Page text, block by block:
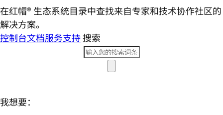
在红帽® 生态系统目录中查找来自专家和技术协作社区的
解决方案。
控制台文档服务支持搜索
我想要：